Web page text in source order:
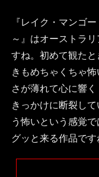
『レイク・マンゴ
～』はオーストラ
すね。初めて観た
きもめちゃくちゃ
さが薄れて心に響
きっかけに断裂し
う怖いという感覚
グッと来る作品です